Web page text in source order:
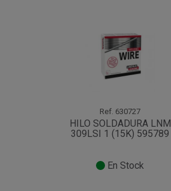
Ref. 630727
HILO SOLDADURA LNM
309LSI 1 (15K) 595789
En Stock